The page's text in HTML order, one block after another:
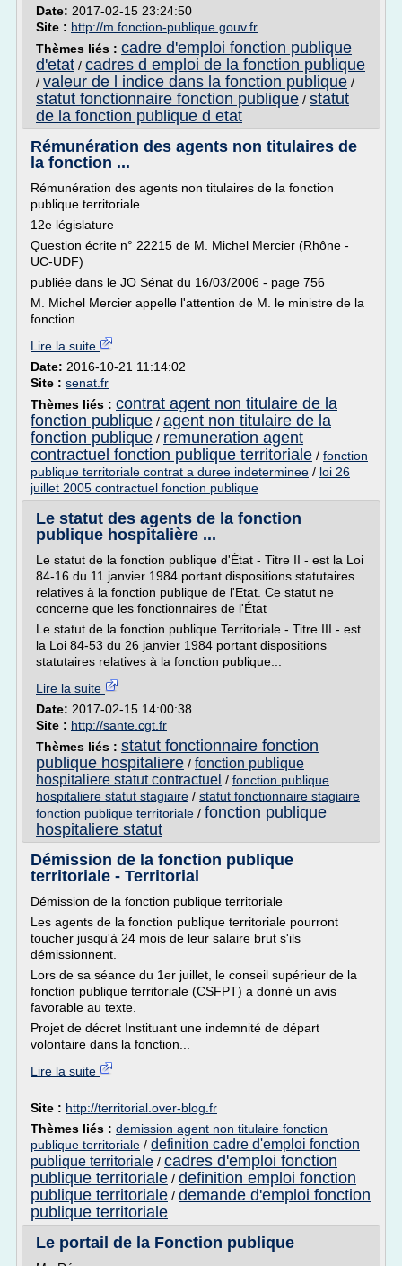
Date: 2017-02-15 23:24:50
Site : http://m.fonction-publique.gouv.fr
Thèmes liés : cadre d'emploi fonction publique
d'etat / cadres d emploi de la fonction publique
/ valeur de l indice dans la fonction publique /
statut fonctionnaire fonction publique / statut
de la fonction publique d etat
Rémunération des agents non titulaires de
la fonction ...
Rémunération des agents non titulaires de la fonction
publique territoriale
12e législature
Question écrite n° 22215 de M. Michel Mercier (Rhône -
UC-UDF)
publiée dans le JO Sénat du 16/03/2006 - page 756
M. Michel Mercier appelle l'attention de M. le ministre de la
fonction...
Lire la suite
Date: 2016-10-21 11:14:02
Site : senat.fr
Thèmes liés : contrat agent non titulaire de la
fonction publique / agent non titulaire de la
fonction publique / remuneration agent
contractuel fonction publique territoriale / fonction
publique territoriale contrat a duree indeterminee / loi 26
juillet 2005 contractuel fonction publique
Le statut des agents de la fonction
publique hospitalière ...
Le statut de la fonction publique d'État - Titre II - est la Loi
84-16 du 11 janvier 1984 portant dispositions statutaires
relatives à la fonction publique de l'Etat. Ce statut ne
concerne que les fonctionnaires de l'État
Le statut de la fonction publique Territoriale - Titre III - est
la Loi 84-53 du 26 janvier 1984 portant dispositions
statutaires relatives à la fonction publique...
Lire la suite
Date: 2017-02-15 14:00:38
Site : http://sante.cgt.fr
Thèmes liés : statut fonctionnaire fonction
publique hospitaliere / fonction publique
hospitaliere statut contractuel / fonction publique
hospitaliere statut stagiaire / statut fonctionnaire stagiaire
fonction publique territoriale / fonction publique
hospitaliere statut
Démission de la fonction publique
territoriale - Territorial
Démission de la fonction publique territoriale
Les agents de la fonction publique territoriale pourront
toucher jusqu'à 24 mois de leur salaire brut s'ils
démissionnent.
Lors de sa séance du 1er juillet, le conseil supérieur de la
fonction publique territoriale (CSFPT) a donné un avis
favorable au texte.
Projet de décret Instituant une indemnité de départ
volontaire dans la fonction...
Lire la suite
Site : http://territorial.over-blog.fr
Thèmes liés : demission agent non titulaire fonction
publique territoriale / definition cadre d'emploi fonction
publique territoriale / cadres d'emploi fonction
publique territoriale / definition emploi fonction
publique territoriale / demande d'emploi fonction
publique territoriale
Le portail de la Fonction publique